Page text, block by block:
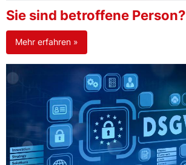
Sie sind betroffene Person?
Mehr erfahren »